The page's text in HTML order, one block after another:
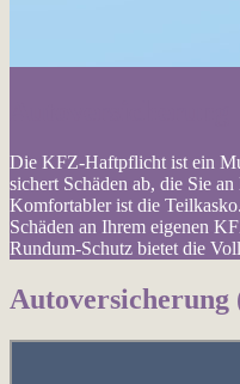
Die KFZ-Haftpflicht ist ein
sichert Schäden ab, die Sie
Komfortabler ist die
Schäden an Ihrem eigenen
Rundum-Schutz bietet die